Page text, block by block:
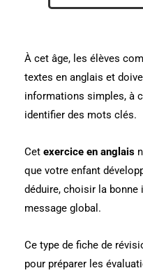
À cet âge, les élèves
textes en anglais et
informations simples, à
identifier des mots clés.
Cet exercice en anglais
que votre enfant
déduire, choisir la
message global.
Ce type de fiche de
pour préparer les